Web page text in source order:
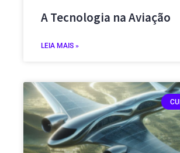
A Tecnologia na Aviação
LEIA MAIS »